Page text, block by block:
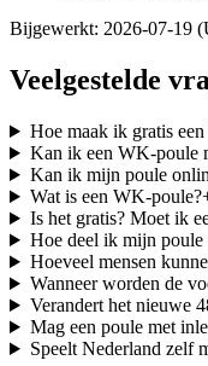
Bijgewerkt: 2026-07-19
Veelgestelde
Hoe maak ik gratis
Kan ik een WK-poule
Kan ik mijn poule
Wat is een WK-poule?
Is het gratis? Moet ik
Hoe deel ik mijn
Hoeveel mensen
Wanneer worden de
Verandert het nieuwe
Mag een poule met
Speelt Nederland zelf